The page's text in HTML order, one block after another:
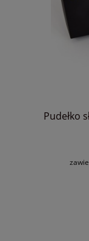
Pudełko